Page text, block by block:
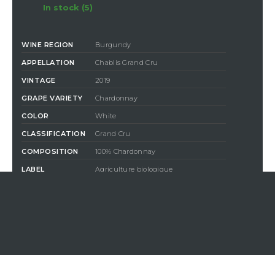
In stock (5)
WINE REGION Burgundy
APPELLATION Chablis Grand Cru
VINTAGE 2019
GRAPE VARIETY Chardonnay
COLOR White
CLASSIFICATION Grand Cru
COMPOSITION 100% Chardonnay
LABEL
Agriculture biologique